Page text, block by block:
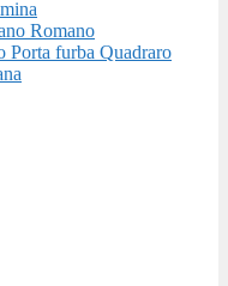
Romano
Porta furba Quadraro